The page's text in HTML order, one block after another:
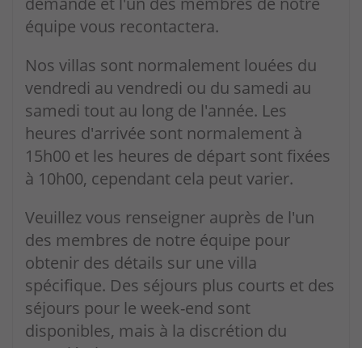
équipe vous recontactera.
Nos villas sont normalement louées du
vendredi au vendredi ou du samedi au
samedi tout au long de l'année. Les
heures d'arrivée sont normalement à
15h00 et les heures de départ sont fixées
à 10h00, cependant cela peut varier.
Veuillez vous renseigner auprès de l'un
des membres de notre équipe pour
obtenir des détails sur une villa
spécifique. Des séjours plus courts et des
séjours pour le week-end sont
disponibles, mais à la discrétion du